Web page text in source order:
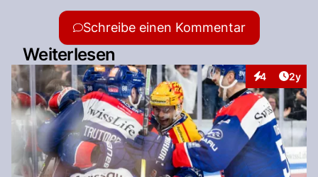
Schreibe einen Kommentar
Weiterlesen
4
Interaktionen
2y